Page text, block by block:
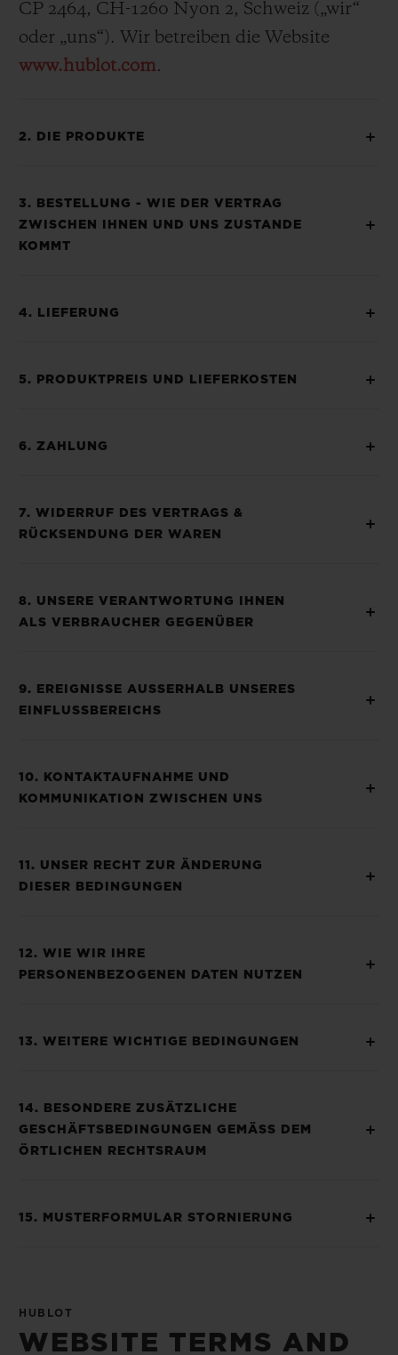
CP 2464, CH-1260 Nyon 2, Schweiz („wir“
oder „uns“). Wir betreiben die Website
www.hublot.com.
2. DIE PRODUKTE
3. BESTELLUNG - WIE DER VERTRAG
ZWISCHEN IHNEN UND UNS ZUSTANDE
KOMMT
4. LIEFERUNG
5. PRODUKTPREIS UND LIEFERKOSTEN
6. ZAHLUNG
7. WIDERRUF DES VERTRAGS &
RÜCKSENDUNG DER WAREN
8. UNSERE VERANTWORTUNG IHNEN
ALS VERBRAUCHER GEGENÜBER
9. EREIGNISSE AUSSERHALB UNSERES
EINFLUSSBEREICHS
10. KONTAKTAUFNAHME UND
KOMMUNIKATION ZWISCHEN UNS
11. UNSER RECHT ZUR ÄNDERUNG
DIESER BEDINGUNGEN
12. WIE WIR IHRE
PERSONENBEZOGENEN DATEN NUTZEN
13. WEITERE WICHTIGE BEDINGUNGEN
14. BESONDERE ZUSÄTZLICHE
GESCHÄFTSBEDINGUNGEN GEMÄSS DEM
ÖRTLICHEN RECHTSRAUM
15. MUSTERFORMULAR STORNIERUNG
HUBLOT
WEBSITE TERMS AND